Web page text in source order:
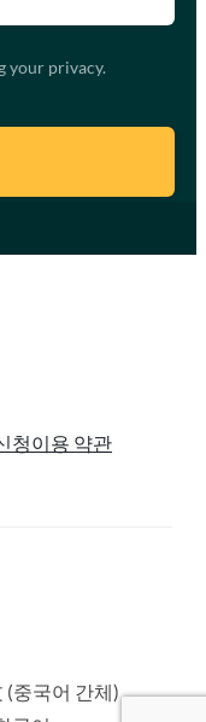
your privacy.
청이용 약관
(중국어 간체)